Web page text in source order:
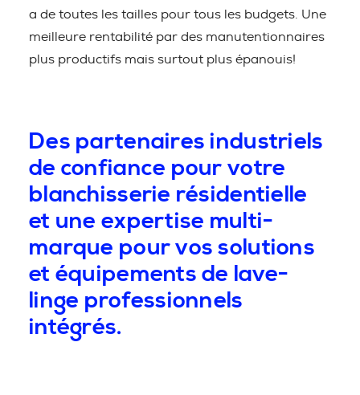
a de toutes les tailles pour tous les budgets. Une
meilleure rentabilité par des manutentionnaires
plus productifs mais surtout plus épanouis!
Des partenaires industriels
de confiance pour votre
blanchisserie résidentielle
et une expertise multi-
marque pour vos solutions
et équipements de lave-
linge professionnels
intégrés.